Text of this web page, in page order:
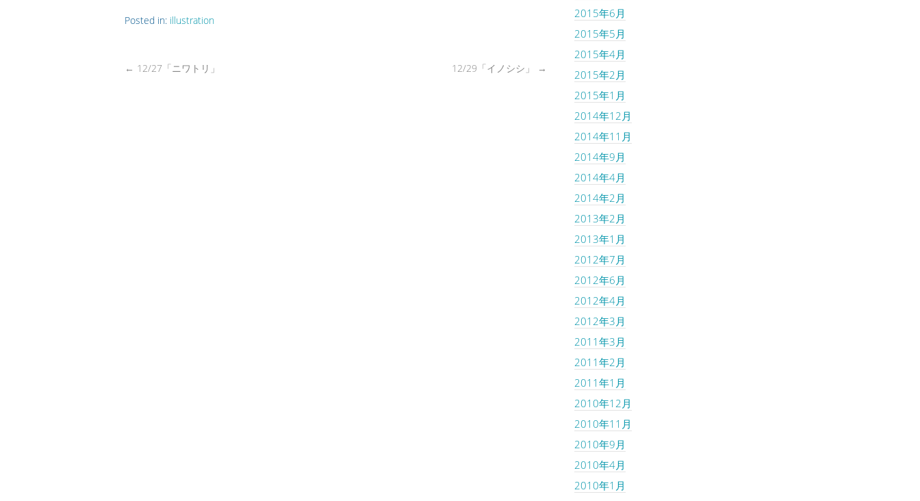
Posted in: illustration
← 12/27「ニワトリ」 12/29「イノシシ」 →
2015年6月
2015年5月
2015年4月
2015年2月
2015年1月
2014年12月
2014年11月
2014年9月
2014年4月
2014年2月
2013年2月
2013年1月
2012年7月
2012年6月
2012年4月
2012年3月
2011年3月
2011年2月
2011年1月
2010年12月
2010年11月
2010年9月
2010年4月
2010年1月